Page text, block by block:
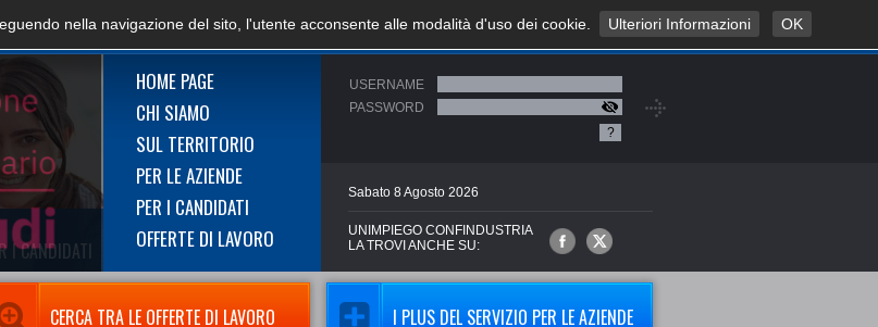
HOME PAGE
CHI SIAMO
SUL TERRITORIO
PER LE AZIENDE
PER I CANDIDATI
OFFERTE DI LAVORO
USERNAME
PASSWORD
?
Sabato 8Agosto 2026
UNIMPIEGO CONFINDUSTRIA
LA TROVI ANCHE SU:
CERCA TRA LE OFFERTE DI LAVORO I PLUS DEL SERVIZIO PER LE AZIENDE
nella navigazione del sito, l'utente acconsente alle modalità d'uso dei cookie. Ulteriori Informazioni OK